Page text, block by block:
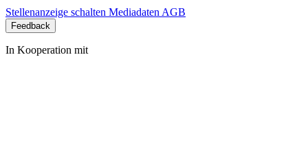
Stellenanzeige schalten Mediadaten AGB
Feedback
In Kooperation mit